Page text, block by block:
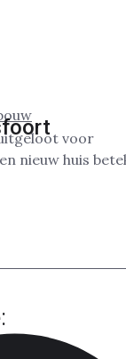
voor
nieuw huis